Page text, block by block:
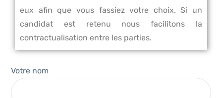
eux afin que vous fassiez votre choix. Si un
candidat est retenu nous facilitons la
contractualisation entre les parties.
Votre nom